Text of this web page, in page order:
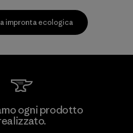
Co., Ltd.
impronta ecologica
ogni prodotto